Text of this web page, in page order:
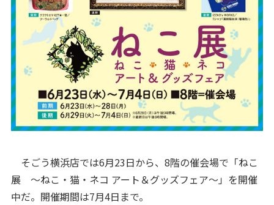
そごう横浜店では6月23日から、8階の催会場で「ねこ
展 ～ねこ・猫・ネコ アート＆グッズフェア～」を開催
中だ。開催期間は7月4日まで。